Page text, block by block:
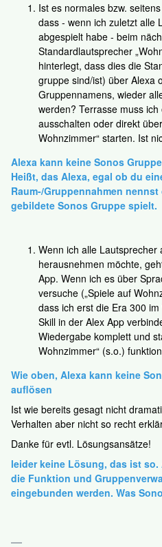
Ist es normales bzw.
dass - wenn ich zuletzt alle
abgespielt habe - beim
Standardlautsprecher
hinterlegt, dass dies die
gruppe sind/ist) über Alexa
Gruppennamens, wieder
werden? Terrasse muss
ausschalten oder direkt
Wohnzimmer“ starten. Ist
Alexa kann keine Sonos
Heißt, das Alexa, egal ob du
Raum-/Gruppennahmen
gebildete Sonos Gruppe spielt.
Wenn ich alle Lautsprecher
herausnehmen möchte,
App. Wenn ich es über
versuche („Spiele auf
dass ich erst die Era 300
Skill in der Alex App
Wiedergabe komplett und
Wohnzimmer“ (s.o.)
Wie oben, Alexa kann keine
auflösen
Ist wie bereits gesagt nicht
Verhalten aber nicht so recht
Danke für evtl. Lösungsansätze!
leider keine Lösung, das ist
die Funktion und
eingebunden werden. Was